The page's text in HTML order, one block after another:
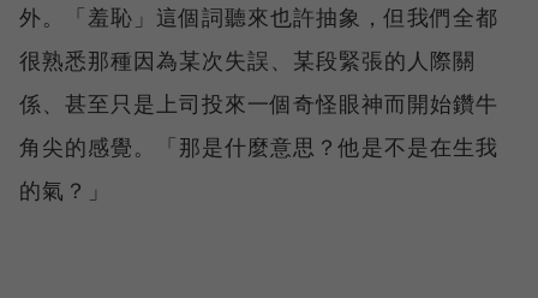
外。「羞恥」這個詞聽來也許抽象，但我們全都
很熟悉那種因為某次失誤、某段緊張的人際關
係、甚至只是上司投來一個奇怪眼神而開始鑽牛
角尖的感覺。「那是什麼意思？他是不是在生我
的氣？」